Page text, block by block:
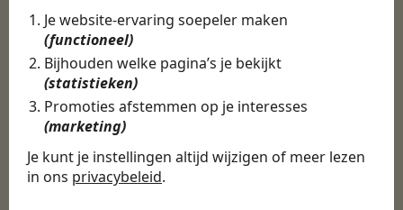
Je website-ervaring soepeler maken
(functioneel)
Bijhouden welke pagina’s je bekijkt
(statistieken)
Promoties afstemmen op je interesses
(marketing)
Je kunt je instellingen altijd wijzigen of meer lezen
in ons privacybeleid.